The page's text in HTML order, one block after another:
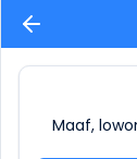
Maaf,